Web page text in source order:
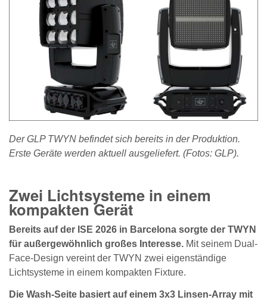
Der GLP TWYN befindet sich bereits in der Produktion.
Erste Geräte werden aktuell ausgeliefert. (Fotos: GLP).
Zwei Lichtsysteme in einem
kompakten Gerät
Bereits auf der ISE 2026 in Barcelona sorgte der TWYN
für außergewöhnlich großes Interesse. Mit seinem Dual-
Face-Design vereint der TWYN zwei eigenständige
Lichtsysteme in einem kompakten Fixture.
Die Wash-Seite basiert auf einem 3x3 Linsen-Array mit